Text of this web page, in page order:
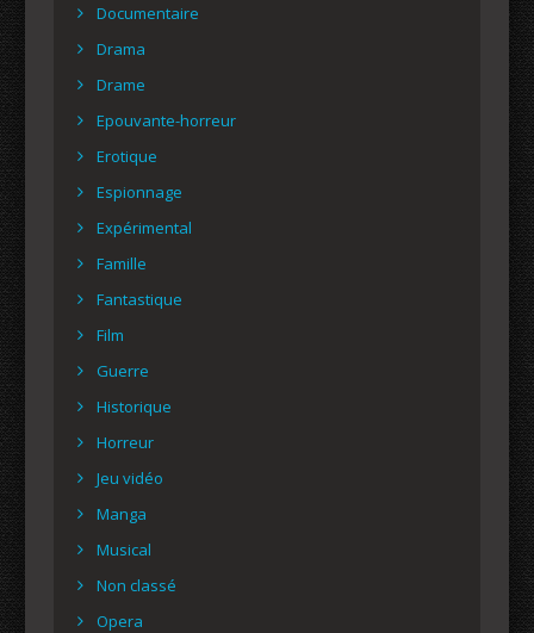
Documentaire
Drama
Drame
Epouvante-horreur
Erotique
Espionnage
Expérimental
Famille
Fantastique
Film
Guerre
Historique
Horreur
Jeu vidéo
Manga
Musical
Non classé
Opera